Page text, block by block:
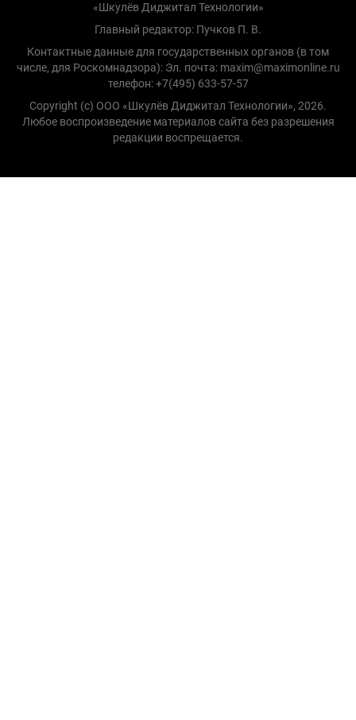
«Шкулёв Диджитал Технологии»
Главный редактор: Пучков П. В.
Контактные данные для государственных органов (в том
числе, для Роскомнадзора): Эл. почта: maxim@maximonline.ru
телефон: +7(495) 633-57-57
Copyright (с) ООО «Шкулёв Диджитал Технологии», 2026.
Любое воспроизведение материалов сайта без разрешения
редакции воспрещается.